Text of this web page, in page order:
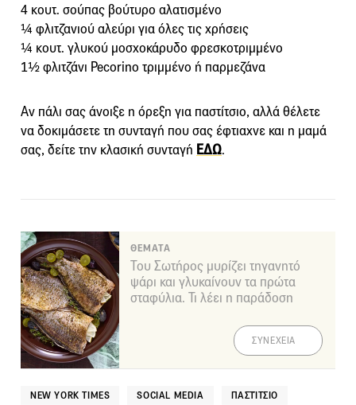
4 κουτ. σούπας βούτυρο αλατισμένο
¼ φλιτζανιού αλεύρι για όλες τις χρήσεις
¼ κουτ. γλυκού μοσχοκάρυδο φρεσκοτριμμένο
1½ φλιτζάνι Pecorino τριμμένο ή παρμεζάνα
Αν πάλι σας άνοιξε η όρεξη για παστίτσιο, αλλά θέλετε
να δοκιμάσετε τη συνταγή που σας έφτιαχνε και η μαμά
σας, δείτε την κλασική συνταγή ΕΔΩ.
ΘΕΜΑΤΑ
Του Σωτήρος μυρίζει τηγανητό
ψάρι και γλυκαίνουν τα πρώτα
σταφύλια. Τι λέει η παράδοση
ΣΥΝΕΧΕΙΑ
NEW YORK TIMES SOCIAL MEDIA ΠΑΣΤΊΤΣΙΟ